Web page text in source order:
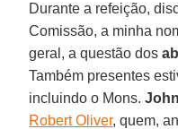
Durante a refeição,
Comissão, a minha
geral, a questão dos
Também presentes
incluindo o Mons.
Robert Oliver, quem,